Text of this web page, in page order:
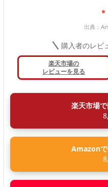
出典：
購入者のレビ
楽天市場の
レビューを見る
楽天市場
Amazonで